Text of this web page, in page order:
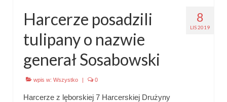
8
LIS 2019
Harcerze posadzili
tulipany o nazwie
generał Sosabowski
wpis w: Wszystko | 0
Harcerze z lęborskiej 7 Harcerskiej Drużyny